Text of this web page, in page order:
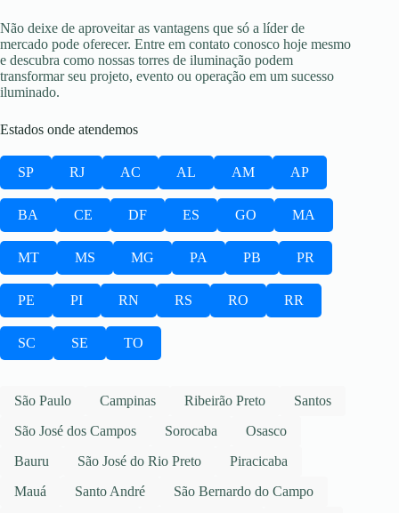
Não deixe de aproveitar as vantagens que só a líder de
mercado pode oferecer. Entre em contato conosco hoje mesmo
e descubra como nossas torres de iluminação podem
transformar seu projeto, evento ou operação em um sucesso
iluminado.
Estados onde atendemos
SP RJ AC AL AM AP
BA CE DF ES GO MA
MT MS MG PA PB PR
PE PI RN RS RO RR
SC SE TO
São Paulo Campinas Ribeirão Preto
Santos
São José dos Campos
Sorocaba
Osasco
Bauru
São José do Rio Preto
Piracicaba
Mauá
Santo André
São Bernardo do Campo